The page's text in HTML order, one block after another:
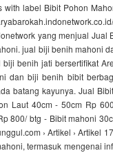
with label Bibit Pohon
yang menjual Jual
jual biji benih mahoni
benih jati bersertifikat
dan biji benih bibit
batang kayunya. Jual
Laut 40cm - 50cm Rp
800/ btg - Bibit mahoni
› Artikel › Artikel
termasuk mengenai